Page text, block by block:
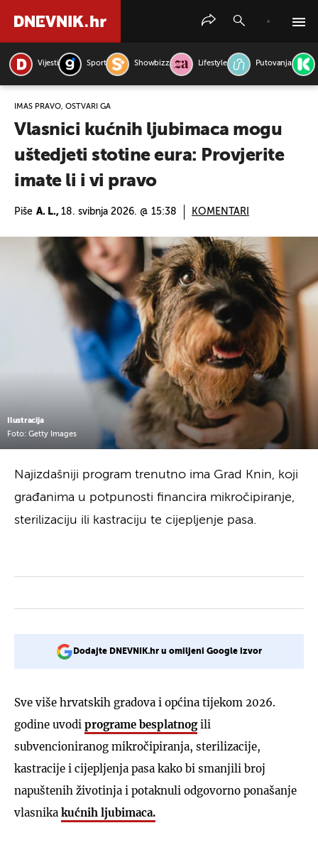
Vijesti Sport Showbizz Lifestyle Putovanja
IMAŠ PRAVO, OSTVARI GA
Vlasnici kućnih ljubimaca mogu
uštedjeti stotine eura: Provjerite
imate li i vi pravo
Piše A. L., 18. svibnja 2026. @ 15:38 KOMENTARI
Ilustracija
Foto: Getty Images
Najizdašniji program trenutno ima Grad Knin, koji
građanima u potpunosti financira mikročipiranje,
sterilizaciju ili kastraciju te cijepljenje pasa.
Dodajte DNEVNIK.hr u omiljeni Google izvor
Sve više hrvatskih gradova i općina tijekom 2026.
godine uvodi programe besplatnogili
subvencioniranog mikročipiranja, sterilizacije,
kastracije i cijepljenja pasa kako bi smanjili broj
napuštenih životinja i potaknuli odgovorno ponašanje
vlasnika kućnih ljubimaca.
PRETRAŽITE VIJESTI